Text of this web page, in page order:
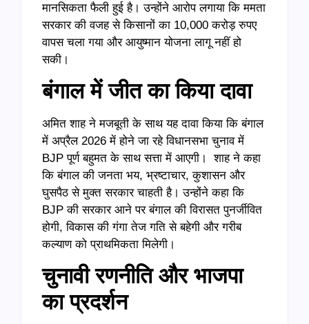
मानसिकता फैली हुई है। उन्होंने आरोप लगाया कि ममता
सरकार की वजह से किसानों का 10,000 करोड़ रुपए
वापस चला गया और आयुष्मान योजना लागू नहीं हो
सकी।
बंगाल में जीत का किया दावा
अमित शाह ने मजबूती के साथ यह दावा किया कि बंगाल
में अप्रैल 2026 में होने जा रहे विधानसभा चुनाव में
BJP पूर्ण बहुमत के साथ सत्ता में आएगी। शाह ने कहा
कि बंगाल की जनता भय, भ्रष्टाचार, कुशासन और
घुसपैठ से मुक्त सरकार चाहती है। उन्होंने कहा कि
BJP की सरकार आने पर बंगाल की विरासत पुनर्जीवित
होगी, विकास की गंगा तेज गति से बहेगी और गरीब
कल्याण को प्राथमिकता मिलेगी।
चुनावी रणनीति और भाजपा
का प्रदर्शन